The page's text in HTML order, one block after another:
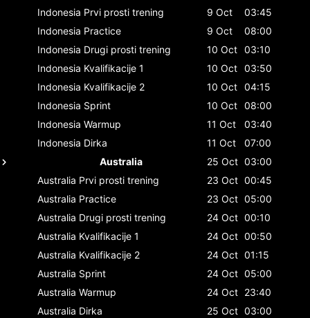
Indonesia Prvi prosti trening 9 Oct
03:45
Indonesia Practice 9 Oct
08:00
Indonesia Drugi prosti trening 10 Oct 03:10
Indonesia Kvalifikacije 1 10 Oct 03:50
Indonesia Kvalifikacije 2 10 Oct 04:15
Indonesia Sprint 10 Oct 08:00
Indonesia Warmup 11 Oct
03:40
Indonesia Dirka 11 Oct
07:00
Australia
25 Oct 03:00
Australia Prvi prosti trening 23 Oct 00:45
Australia Practice 23 Oct 05:00
Australia Drugi prosti trening 24 Oct 00:10
Australia Kvalifikacije 1 24 Oct 00:50
Australia Kvalifikacije 2 24 Oct 01:15
Australia Sprint 24 Oct 05:00
Australia Warmup 24 Oct 23:40
Australia Dirka 25 Oct 03:00